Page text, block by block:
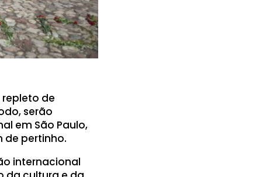
repleto de
serão
em São Paulo,
de pertinho.
internacional